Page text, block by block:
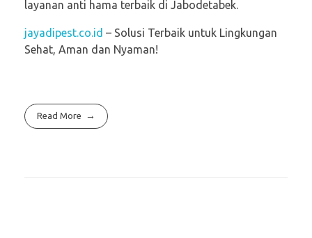
layanan anti hama terbaik di Jabodetabek.
jayadipest.co.id – Solusi Terbaik untuk Lingkungan
Sehat, Aman dan Nyaman!
Read More